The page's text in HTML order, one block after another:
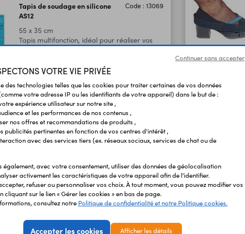
Tapis de soudage en silicone
AS12
Code : 13069
55 x 35 cm
Tapis multifonction, idéal pour réaliser vos
travaux de soudage et de réparation.
22,90 € TTC
19,08 € HT En stock
Prise de mise à la terre ESD310 Code : 13185
Permet de se raccorder à la terre de façon
16,60 €
13,83 € HT En stock
Continuer sans accepter
VOTRE VIE PRIVÉE
des technologies telles que les cookies pour traiter certaines de vos données
votre adresse IP ou les identifiants de votre appareil) dans le but de :
expérience utilisateur sur notre site ,
et les performances de nos contenus ,
nos offres et recommandations de produits ,
publicités pertinentes en fonction de vos centres d'intérêt ,
avec des services tiers (ex. réseaux sociaux, services de chat ou de
également, avec votre consentement, utiliser des données de géolocalisation
activement les caractéristiques de votre appareil afin de l'identifier.
refuser ou personnaliser vos choix. À tout moment, vous pouvez modifier vos
cliquant sur le lien « Gérer les cookies » en bas de page.
consultez notre Politique de confidentialité et notre Politique cookies.
Accepter les cookies Afficher les détails